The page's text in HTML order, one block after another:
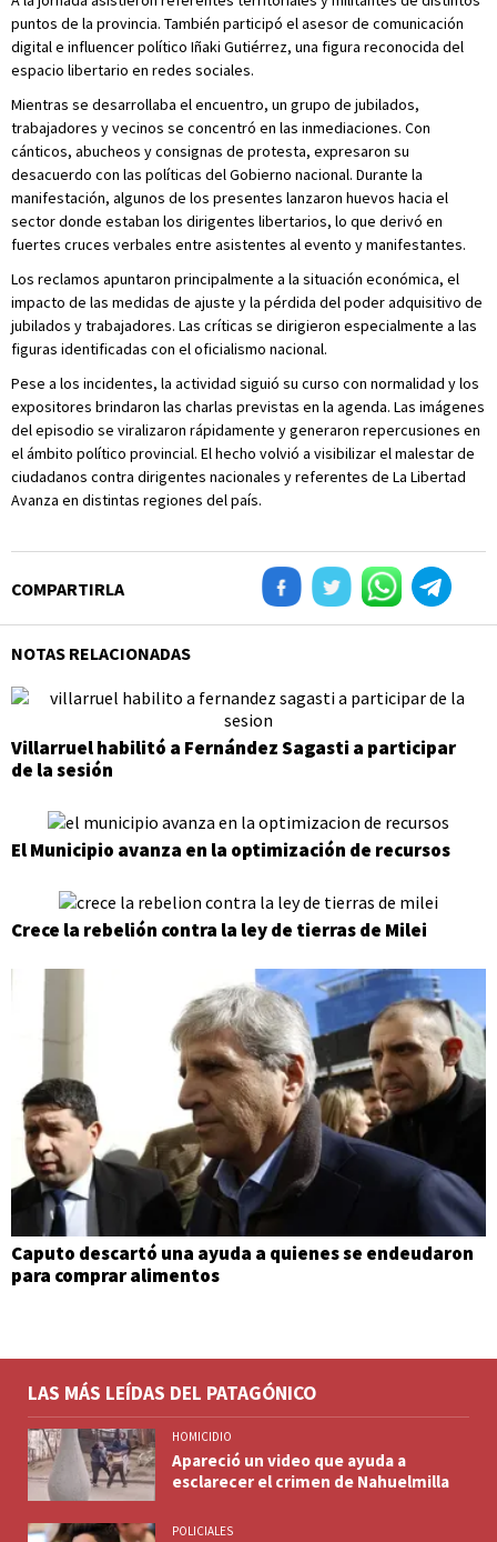
puntos de la provincia. También participó el asesor de comunicación
digital e influencer político Iñaki Gutiérrez, una figura reconocida del
espacio libertario en redes sociales.
Mientras se desarrollaba el encuentro, un grupo de jubilados,
trabajadores y vecinos se concentró en las inmediaciones. Con
cánticos, abucheos y consignas de protesta, expresaron su
desacuerdo con las políticas del Gobierno nacional. Durante la
manifestación, algunos de los presentes lanzaron huevos hacia el
sector donde estaban los dirigentes libertarios, lo que derivó en
fuertes cruces verbales entre asistentes al evento y manifestantes.
Los reclamos apuntaron principalmente a la situación económica, el
impacto de las medidas de ajuste y la pérdida del poder adquisitivo de
jubilados y trabajadores. Las críticas se dirigieron especialmente a las
figuras identificadas con el oficialismo nacional.
Pese a los incidentes, la actividad siguió su curso con normalidad y los
expositores brindaron las charlas previstas en la agenda. Las imágenes
del episodio se viralizaron rápidamente y generaron repercusiones en
el ámbito político provincial. El hecho volvió a visibilizar el malestar de
ciudadanos contra dirigentes nacionales y referentes de La Libertad
Avanza en distintas regiones del país.
COMPARTIRLA
NOTAS RELACIONADAS
Villarruel habilitó a Fernández Sagasti a participar
de la sesión
El Municipio avanza en la optimización de recursos
Crece la rebelión contra la ley de tierras de Milei
Caputo descartó una ayuda a quienes se endeudaron
para comprar alimentos
LAS MÁS LEÍDAS DEL PATAGÓNICO
HOMICIDIO
Apareció un video que ayuda a
esclarecer el crimen de Nahuelmilla
POLICIALES